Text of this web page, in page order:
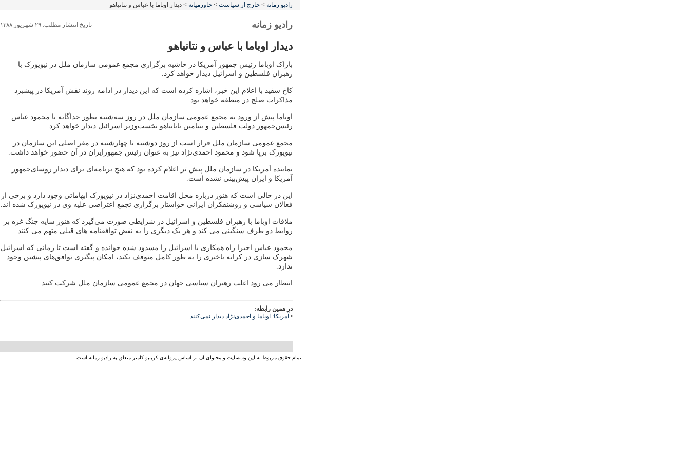
رادیو زمانه > خارج از سیاست > خاورمیانه > دیدار اوباما با عباس و نتانیاهو
رادیو زمانه تاریخ انتشار مطلب: ۲۹ شهریور ۱۳۸۸
دیدار اوباما با عباس و نتانیاهو
باراک اوباما رئیس جمهور آمریکا در حاشیه برگزاری مجمع عمومی سازمان ملل در نیویورک با
رهبران فلسطین و اسرائیل دیدار خواهد کرد.
کاخ سفید با اعلام این خبر، اشاره کرده است که این دیدار در ادامه روند نقش آمریکا در پیشبرد
مذاکرات صلح در منطقه خواهد بود.
اوباما پیش از ورود به مجمع عمومی سازمان ملل در روز سه‌شنبه بطور جداگانه با محمود عباس
رئیس‌جمهور دولت فلسطین و بنیامین ناتانیاهو نخست‌وزیر اسرائیل دیدار خواهد کرد.
مجمع عمومی سازمان ملل قرار است از روز دوشنبه تا چهارشنبه در مقر اصلی این سازمان در
نیویورک برپا شود و محمود احمدی‌نژاد نیز به عنوان رئیس جمهورایران در آن حضور خواهد داشت.
نماینده آمریکا در سازمان ملل پیش تر اعلام کرده بود که هیچ برنامه‌ای برای دیدار روسای‌جمهور
آمریکا و ایران پیش‌بینی نشده است.
این در حالی است که هنوز در‌باره محل اقامت احمدی‌نژاد در نیویورک ابهاماتی وجود دارد و برخی از
فعالان سیاسی و روشنفکران ایرانی خواستار برگزاری تجمع اعتراضی علیه وی در نیویورک شده اند.
ملاقات اوباما با رهبران فلسطین و اسرائیل در شرایطی صورت می‌گیرد که هنوز سایه جنگ غزه بر
روابط دو طرف سنگینی می کند و هر یک دیگری را به نقض توافقنامه های قبلی متهم می کنند.
محمود عباس اخیرا راه همکاری با اسرائیل را مسدود شده خوانده و گفته است تا زمانی که اسرائیل
شهرک سازی در کرانه باختری را به طور کامل متوقف نکند، امکان پیگیری توافق‌های پیشین وجود
ندارد.
انتظار می رود اغلب رهبران سیاسی جهان در مجمع عمومی سازمان ملل شرکت کنند.
در همین رابطه:
• آمریکا: اوباما و احمدی‌نژاد دیدار نمی‌کنند